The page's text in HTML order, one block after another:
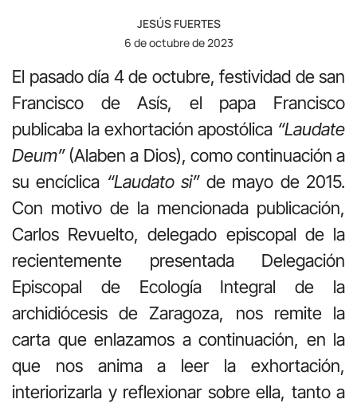
JESÚS FUERTES
6 de octubre de 2023
El pasado día 4 de octubre, festividad de san
Francisco de Asís, el papa Francisco
publicaba la exhortación apostólica “Laudate
Deum”(Alaben a Dios), como continuación a
su encíclica “Laudato si”de mayo de 2015.
Con motivo de la mencionada publicación,
Carlos Revuelto, delegado episcopal de la
recientemente presentada Delegación
Episcopal de Ecología Integral de la
archidiócesis de Zaragoza, nos remite la
carta que enlazamos a continuación, en la
que nos anima a leer la exhortación,
interiorizarla y reflexionar sobre ella, tanto a